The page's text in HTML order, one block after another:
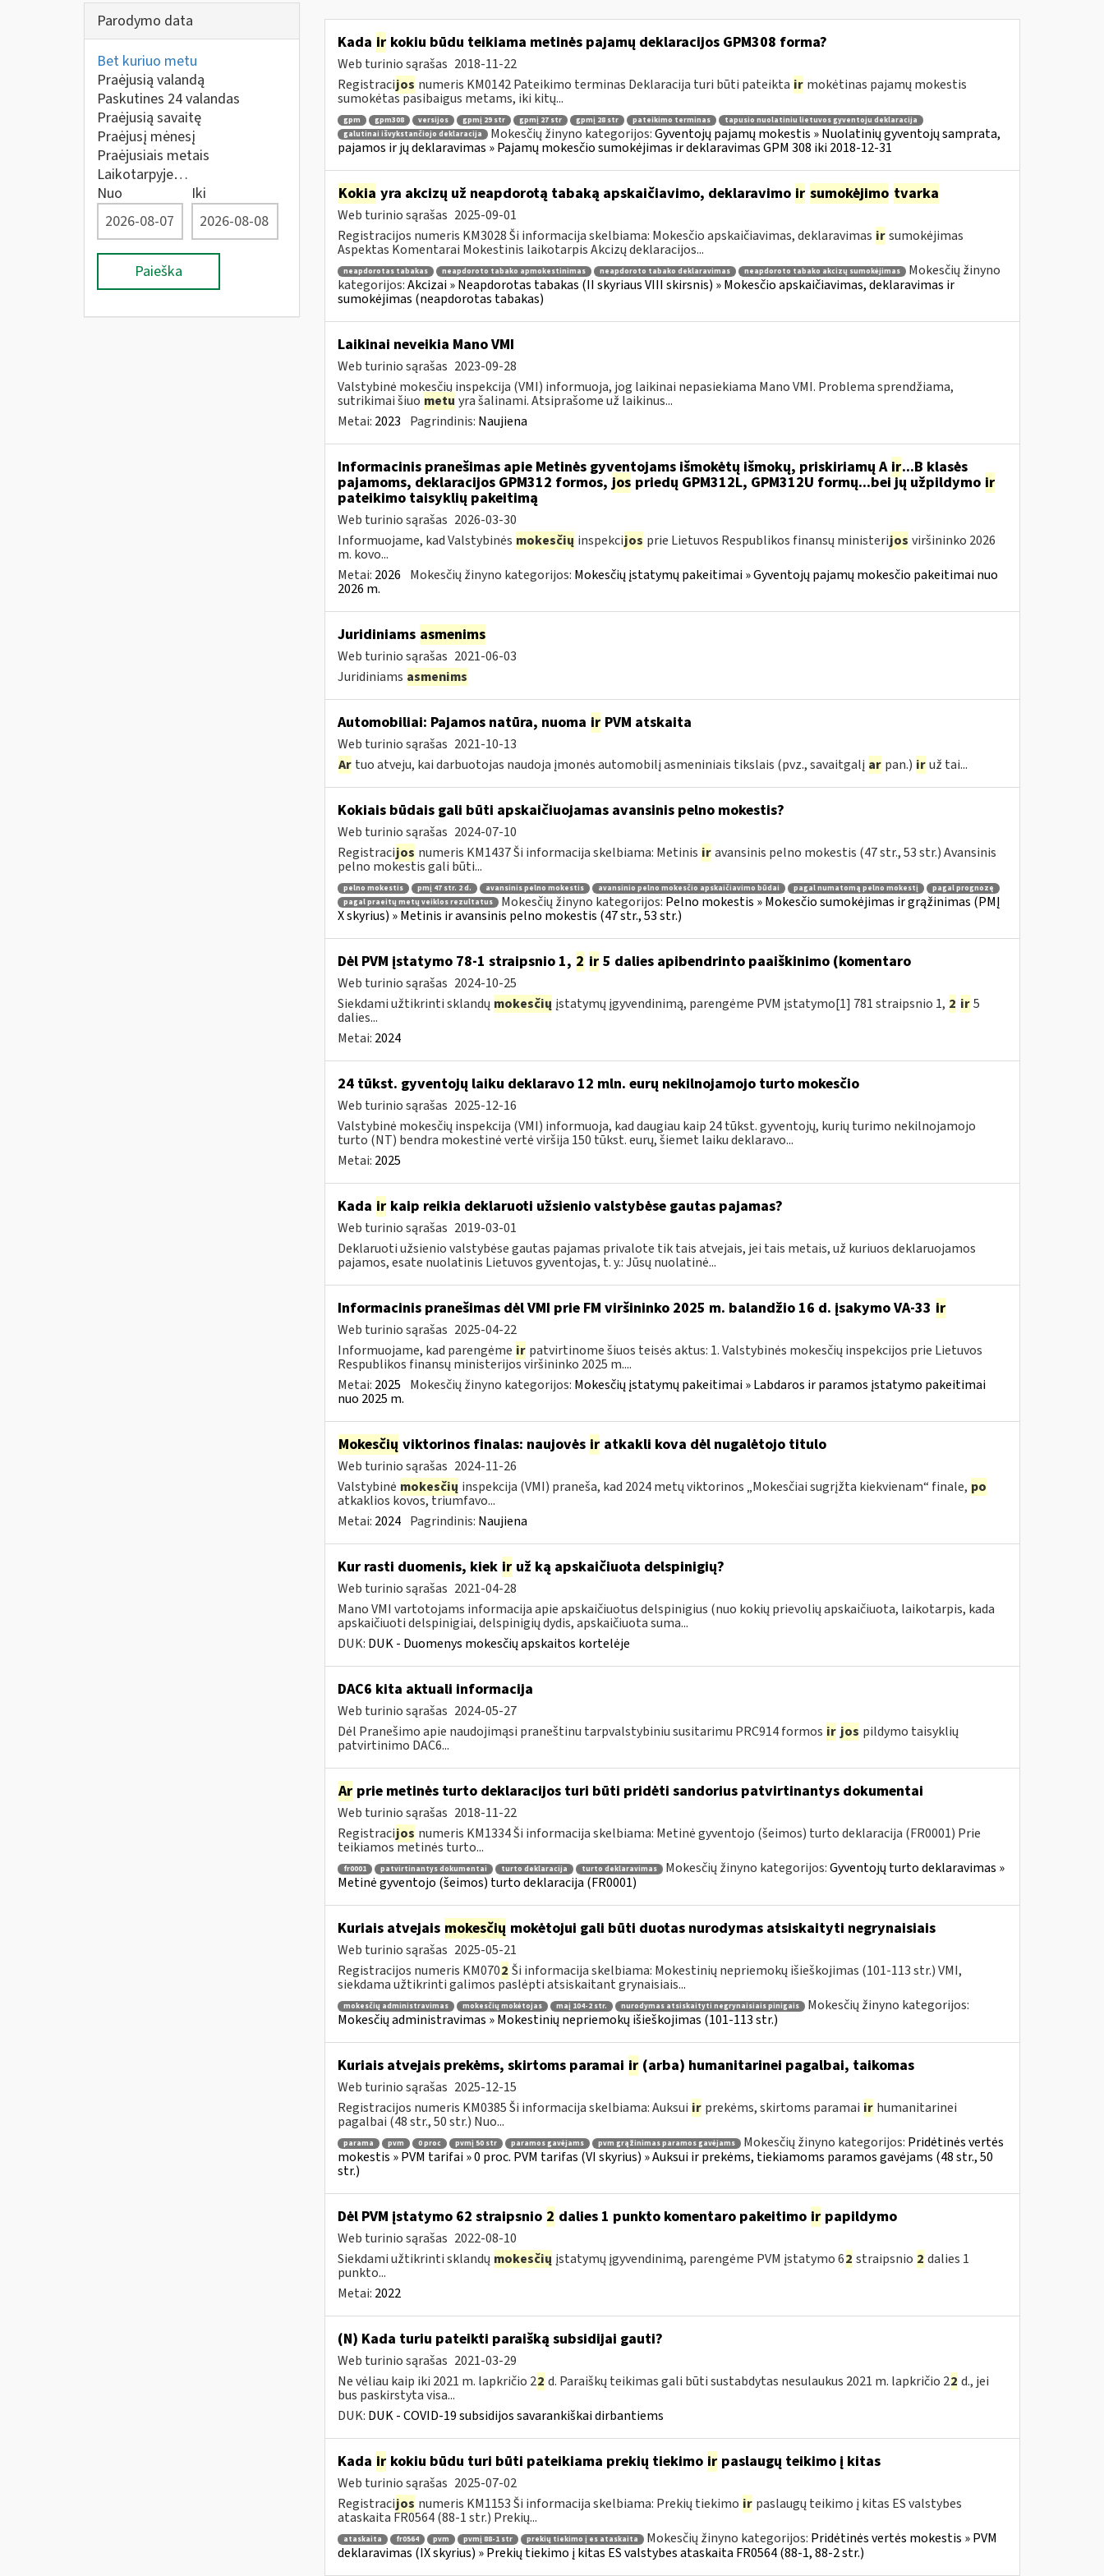
Parodymo data
Bet kuriuo metu
Praėjusią valandą
Paskutines 24 valandas
Praėjusią savaitę
Praėjusį mėnesį
Praėjusiais metais
Laikotarpyje…
Nuo
Iki
Paieška
Kada irkokiu būdu teikiama metinės pajamų deklaracijos GPM308 forma?
Web turinio sąrašas 2018-11-22
Registracijos numeris KM0142 Pateikimo terminas Deklaracija turi būti pateikta ir mokėtinas pajamų mokestis
sumokėtas pasibaigus metams, iki kitų...
gpm gpm308 versijos gpmį 29 str gpmį 27 str gpmį 28 str pateikimo terminas
tapusio nuolatiniu lietuvos gyventoju deklaracija
galutinai išvykstančiojo deklaracija
Mokesčių žinyno kategorijos:Gyventojų pajamų mokestis » Nuolatinių gyventojų samprata,
pajamos ir jų deklaravimas » Pajamų mokesčio sumokėjimas ir deklaravimas GPM 308 iki 2018-12-31
Kokia yra akcizų už neapdorotą tabaką apskaičiavimo, deklaravimo ir sumokėjimo tvarka
Web turinio sąrašas 2025-09-01
Registracijos numeris KM3028 Ši informacija skelbiama: Mokesčio apskaičiavimas, deklaravimas ir sumokėjimas
Aspektas Komentarai Mokestinis laikotarpis Akcizų deklaracijos...
neapdorotas tabakas neapdoroto tabako apmokestinimas neapdoroto tabako deklaravimas neapdoroto tabako akcizų sumokėjimas
Mokesčių žinyno
kategorijos:Akcizai » Neapdorotas tabakas (II skyriaus VIII skirsnis) » Mokesčio apskaičiavimas, deklaravimas ir
sumokėjimas (neapdorotas tabakas)
Laikinai neveikia Mano VMI
Web turinio sąrašas 2023-09-28
Valstybinė mokesčių inspekcija (VMI) informuoja, jog laikinai nepasiekiama Mano VMI. Problema sprendžiama,
sutrikimai šiuo metu yra šalinami. Atsiprašome už laikinus...
Metai: 2023 Pagrindinis: Naujiena
Informacinis pranešimas apie Metinės gyventojams išmokėtų išmokų, priskiriamų A ir...B klasės
pajamoms, deklaracijos GPM312 formos, jos priedų GPM312L, GPM312U formų...bei jų užpildymo ir
pateikimo taisyklių pakeitimą
Web turinio sąrašas 2026-03-30
Informuojame, kad Valstybinės mokesčių inspekcijos prie Lietuvos Respublikos finansų ministerijos viršininko 2026
m. kovo...
Metai: 2026 Mokesčių žinyno kategorijos: Mokesčių įstatymų pakeitimai » Gyventojų pajamų mokesčio pakeitimai nuo
2026 m.
Juridiniams asmenims
Web turinio sąrašas 2021-06-03
Juridiniams asmenims
Automobiliai: Pajamos natūra, nuoma irPVM atskaita
Web turinio sąrašas 2021-10-13
Ar tuo atveju, kai darbuotojas naudoja įmonės automobilį asmeniniais tikslais (pvz., savaitgalį ar pan.) ir už tai...
Kokiais būdais gali būti apskaičiuojamas avansinis pelno mokestis?
Web turinio sąrašas 2024-07-10
Registracijos numeris KM1437 Ši informacija skelbiama: Metinis ir avansinis pelno mokestis (47 str., 53 str.) Avansinis
pelno mokestis gali būti...
pelno mokestis pmį 47 str. 2 d. avansinis pelno mokestis avansinio pelno mokesčio apskaičiavimo būdai pagal numatomą pelno mokestį
pagal prognozę
pagal praeitų metų veiklos rezultatus
Mokesčių žinyno kategorijos: Pelno mokestis » Mokesčio sumokėjimas ir grąžinimas (PMĮ
X skyrius) » Metinis ir avansinis pelno mokestis (47 str., 53 str.)
Dėl PVM įstatymo 78-1 straipsnio 1, 2 ir5 dalies apibendrinto paaiškinimo (komentaro
Web turinio sąrašas 2024-10-25
Siekdami užtikrinti sklandų mokesčių įstatymų įgyvendinimą, parengėme PVM įstatymo[1] 781 straipsnio 1, 2 ir 5
dalies...
Metai: 2024
24 tūkst. gyventojų laiku deklaravo 12 mln. eurų nekilnojamojo turto mokesčio
Web turinio sąrašas 2025-12-16
Valstybinė mokesčių inspekcija (VMI) informuoja, kad daugiau kaip 24 tūkst. gyventojų, kurių turimo nekilnojamojo
turto (NT) bendra mokestinė vertė viršija 150 tūkst. eurų, šiemet laiku deklaravo...
Metai: 2025
Kada irkaip reikia deklaruoti užsienio valstybėse gautas pajamas?
Web turinio sąrašas 2019-03-01
Deklaruoti užsienio valstybėse gautas pajamas privalote tik tais atvejais, jei tais metais, už kuriuos deklaruojamos
pajamos, esate nuolatinis Lietuvos gyventojas, t. y.: Jūsų nuolatinė...
Informacinis pranešimas dėl VMI prie FM viršininko 2025 m. balandžio 16 d. įsakymo VA-33 ir
Web turinio sąrašas 2025-04-22
Informuojame, kad parengėme ir patvirtinome šiuos teisės aktus: 1. Valstybinės mokesčių inspekcijos prie Lietuvos
Respublikos finansų ministerijos viršininko 2025 m....
Metai: 2025 Mokesčių žinyno kategorijos: Mokesčių įstatymų pakeitimai » Labdaros ir paramos įstatymo pakeitimai
nuo 2025 m.
Mokesčių viktorinos finalas: naujovės iratkakli kova dėl nugalėtojo titulo
Web turinio sąrašas 2024-11-26
Valstybinė mokesčių inspekcija (VMI) praneša, kad 2024 metų viktorinos „Mokesčiai sugrįžta kiekvienam“ finale, po
atkaklios kovos, triumfavo...
Metai: 2024 Pagrindinis: Naujiena
Kur rasti duomenis, kiek iruž ką apskaičiuota delspinigių?
Web turinio sąrašas 2021-04-28
Mano VMI vartotojams informacija apie apskaičiuotus delspinigius (nuo kokių prievolių apskaičiuota, laikotarpis, kada
apskaičiuoti delspinigiai, delspinigių dydis, apskaičiuota suma...
DUK: DUK - Duomenys mokesčių apskaitos kortelėje
DAC6 kita aktuali informacija
Web turinio sąrašas 2024-05-27
Dėl Pranešimo apie naudojimąsi praneštinu tarpvalstybiniu susitarimu PRC914 formos ir jos pildymo taisyklių
patvirtinimo DAC6...
Arprie metinės turto deklaracijos turi būti pridėti sandorius patvirtinantys dokumentai
Web turinio sąrašas 2018-11-22
Registracijos numeris KM1334 Ši informacija skelbiama: Metinė gyventojo (šeimos) turto deklaracija (FR0001) Prie
teikiamos metinės turto...
fr0001 patvirtinantys dokumentai turto deklaracija turto deklaravimas Mokesčių žinyno kategorijos:Gyventojų turto deklaravimas »
Metinė gyventojo (šeimos) turto deklaracija (FR0001)
Kuriais atvejais mokesčių mokėtojui gali būti duotas nurodymas atsiskaityti negrynaisiais
Web turinio sąrašas 2025-05-21
Registracijos numeris KM0702 Ši informacija skelbiama: Mokestinių nepriemokų išieškojimas (101-113 str.) VMI,
siekdama užtikrinti galimos paslėpti atsiskaitant grynaisiais...
mokesčių administravimas mokesčių mokėtojas maį 104-2 str. nurodymas atsiskaityti negrynaisiais pinigais
Mokesčių žinyno kategorijos:
Mokesčių administravimas » Mokestinių nepriemokų išieškojimas (101-113 str.)
Kuriais atvejais prekėms, skirtoms paramai ir(arba) humanitarinei pagalbai, taikomas
Web turinio sąrašas 2025-12-15
Registracijos numeris KM0385 Ši informacija skelbiama: Auksui ir prekėms, skirtoms paramai ir humanitarinei
pagalbai (48 str., 50 str.) Nuo...
parama pvm 0 proc pvmį 50 str paramos gavėjams pvm grąžinimas paramos gavėjams Mokesčių žinyno kategorijos: Pridėtinės vertės
mokestis » PVM tarifai » 0 proc. PVM tarifas (VI skyrius) » Auksui ir prekėms, tiekiamoms paramos gavėjams (48 str., 50
str.)
Dėl PVM įstatymo 62 straipsnio 2 dalies 1 punkto komentaro pakeitimo irpapildymo
Web turinio sąrašas 2022-08-10
Siekdami užtikrinti sklandų mokesčių įstatymų įgyvendinimą, parengėme PVM įstatymo 62 straipsnio 2 dalies 1
punkto...
Metai: 2022
(N) Kada turiu pateikti paraišką subsidijai gauti?
Web turinio sąrašas 2021-03-29
Ne vėliau kaip iki 2021 m. lapkričio 22 d. Paraiškų teikimas gali būti sustabdytas nesulaukus 2021 m. lapkričio 22 d., jei
bus paskirstyta visa...
DUK: DUK - COVID-19 subsidijos savarankiškai dirbantiems
Kada irkokiu būdu turi būti pateikiama prekių tiekimo irpaslaugų teikimo į kitas
Web turinio sąrašas 2025-07-02
Registracijos numeris KM1153 Ši informacija skelbiama: Prekių tiekimo ir paslaugų teikimo į kitas ES valstybes
ataskaita FR0564 (88-1 str.) Prekių...
ataskaita fr0564 pvm pvmį 88-1 str prekių tiekimo į es ataskaita Mokesčių žinyno kategorijos: Pridėtinės vertės mokestis » PVM
deklaravimas (IX skyrius) » Prekių tiekimo į kitas ES valstybes ataskaita FR0564 (88-1, 88-2 str.)